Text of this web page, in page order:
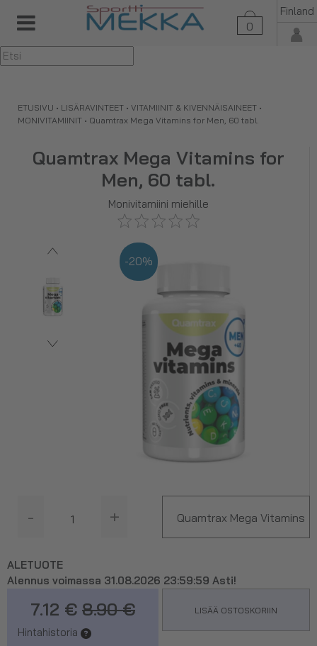
0
Finland
▼
ETUSIVU • LISÄRAVINTEET • VITAMIINIT & KIVENNÄISAINEET •
MONIVITAMIINIT • Quamtrax Mega Vitamins for Men, 60 tabl.
Quamtrax Mega Vitamins for
Men, 60 tabl.
Monivitamiini miehille
-20%
- + Quamtrax Mega Vitamins
ALETUOTE
Alennus voimassa 31.08.2026 23:59:59 Asti!
7.12 € 8.90 €
Hintahistoria
LISÄÄ OSTOSKORIIN